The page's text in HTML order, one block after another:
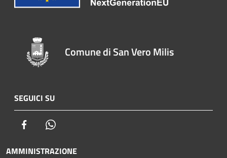
Comune di San Vero Milis
SEGUICI SU
Facebook
AMMINISTRAZIONE